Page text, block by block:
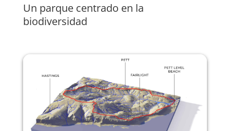
Un parque centrado en la
biodiversidad